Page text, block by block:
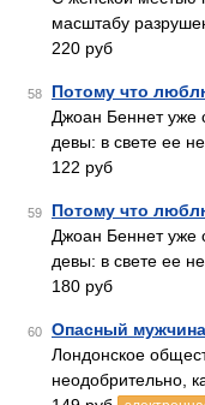
масштабу
220 руб
58 Потому что
Джоан Беннет уже
девы: в свете ее
122 руб
59 Потому что
Джоан Беннет уже
девы: в свете ее
180 руб
60 Опасный мужчина
Лондонское
неодобрительно,